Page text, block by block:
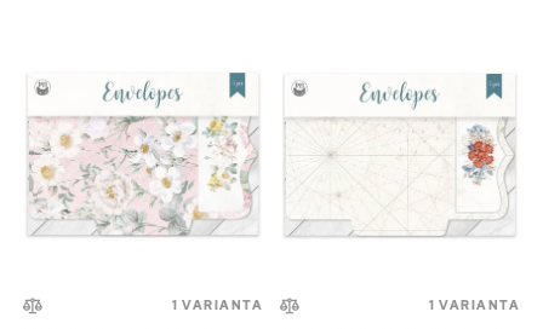
1 VARIANTA 1 VARIANTA